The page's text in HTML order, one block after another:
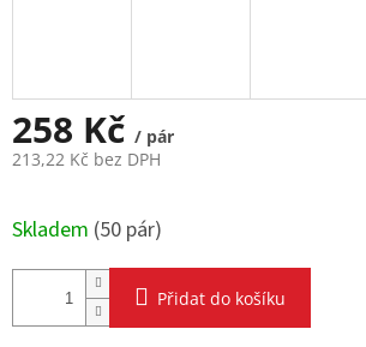
258 Kč / pár
213,22 Kč bez DPH
cena:
Skladem (50 pár)
Přidat do košíku